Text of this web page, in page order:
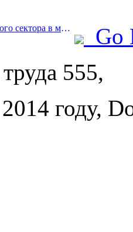
Prev:Развитие гостиничного сектора в мире в 2026 году: Шанхай занимает первое место по увеличению количества номеров.
Go
555,
году,